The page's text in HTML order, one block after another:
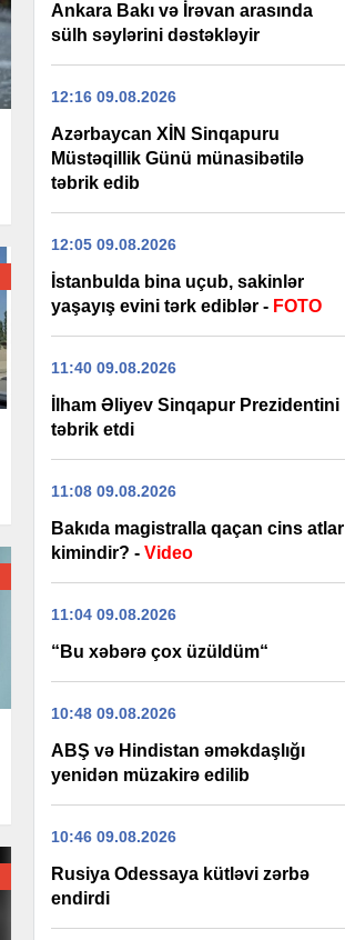
Ankara Bakı və İrəvan arasında
sülh səylərini dəstəkləyir
12:16 09.08.2026
Azərbaycan XİN Sinqapuru
Müstəqillik Günü münasibətilə
təbrik edib
12:05 09.08.2026
İstanbulda bina uçub, sakinlər
yaşayış evini tərk ediblər - FOTO
11:40 09.08.2026
İlham Əliyev Sinqapur Prezidentini
təbrik etdi
11:08 09.08.2026
Bakıda magistralla qaçan cins atlar
kimindir? - Video
11:04 09.08.2026
“Bu xəbərə çox üzüldüm“
10:48 09.08.2026
ABŞ və Hindistan əməkdaşlığı
yenidən müzakirə edilib
10:46 09.08.2026
Rusiya Odessaya kütləvi zərbə
endirdi